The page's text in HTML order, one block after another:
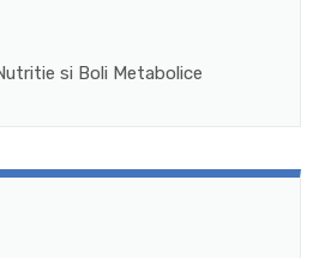
si Boli Metabolice